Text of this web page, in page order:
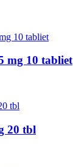
mg 10 tabliet
20 tbl